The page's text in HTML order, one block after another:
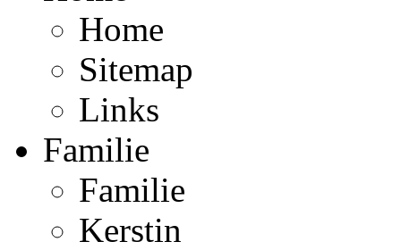
Home
Sitemap
Links
Familie
Familie
Kerstin